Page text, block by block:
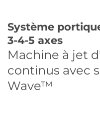
Système
3-4-5 axes
Machine à jet
continus avec
Wave™